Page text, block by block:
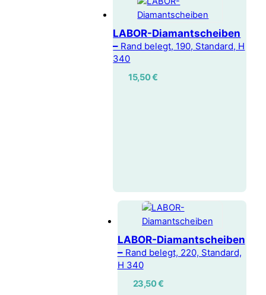
LABOR-Diamantscheiben
– Rand belegt, 190, Standard, H
340
15,50€
LABOR-Diamantscheiben
– Rand belegt, 220, Standard,
H 340
23,50€